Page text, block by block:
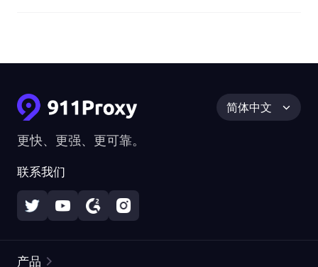
更快、更强、更可靠。
联系我们
简体中文
产品